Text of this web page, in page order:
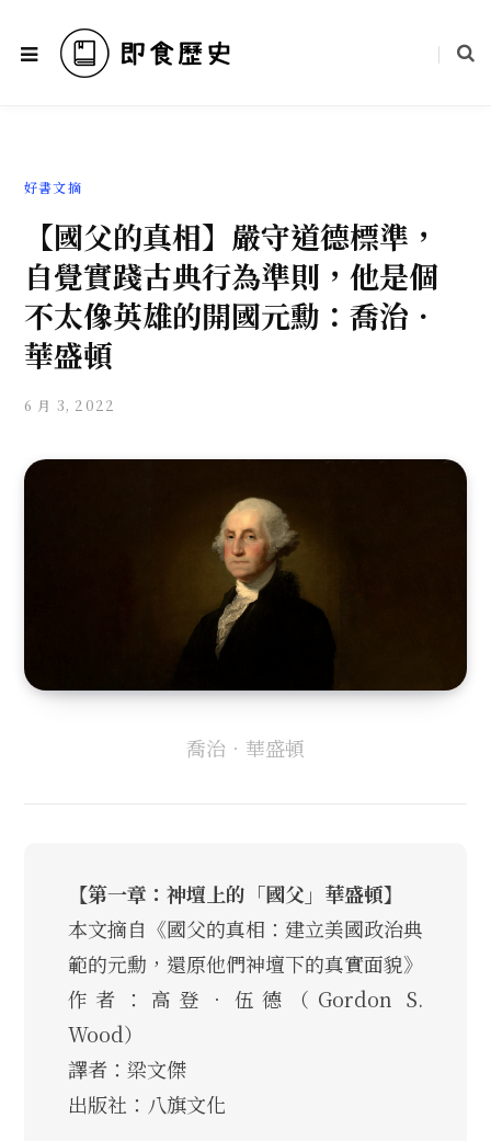
好書文摘
【國父的真相】嚴守道德標準，
自覺實踐古典行為準則，他是個
不太像英雄的開國元勳：喬治．
華盛頓
6 月 3, 2022
喬治．華盛頓
【第一章：神壇上的「國父」華盛頓】
本文摘自《國父的真相：建立美國政治典
範的元勳，還原他們神壇下的真實面貌》
作者：高登．伍德（Gordon S.
Wood）
譯者：梁文傑
出版社：八旗文化